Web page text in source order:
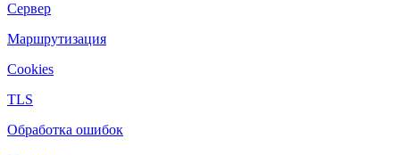
Сервер
Маршрутизация
Cookies
TLS
Обработка ошибок